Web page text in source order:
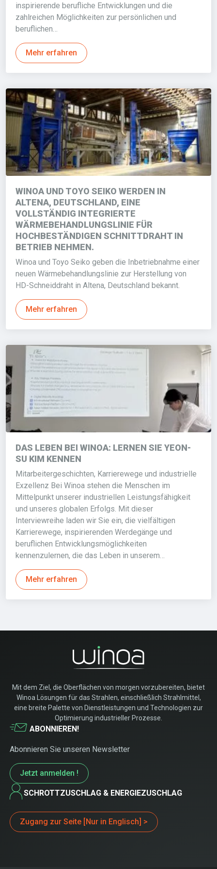
inspirierende berufliche Entwicklungen und die
zahlreichen Möglichkeiten zur persönlichen und
beruflichen…
Mehr erfahren
WINOA UND TOYO SEIKO WERDEN IN
ALTENA, DEUTSCHLAND, EINE
VOLLSTÄNDIG INTEGRIERTE
WÄRMEBEHANDLUNGSLINIE FÜR
HOCHBESTÄNDIGEN SCHNITTDRAHT IN
BETRIEB NEHMEN.
Winoa und Toyo Seiko geben die Inbetriebnahme einer
neuen Wärmebehandlungslinie zur Herstellung von
HD-Schneiddraht in Altena, Deutschland bekannt.
Mehr erfahren
DAS LEBEN BEI WINOA: LERNEN SIE YEON-
SU KIM KENNEN
Mitarbeitergeschichten, Karrierewege und industrielle
Exzellenz Bei Winoa stehen die Menschen im
Mittelpunkt unserer industriellen Leistungsfähigkeit
und unseres globalen Erfolgs. Mit dieser
Interviewreihe laden wir Sie ein, die vielfältigen
Karrierewege, inspirierenden Werdegänge und
beruflichen Entwicklungsmöglichkeiten
kennenzulernen, die das Leben in unserem…
Mehr erfahren
Mit dem Ziel, die Oberflächen von morgen vorzubereiten, bietet
Winoa Lösungen für das Strahlen, einschließlich Strahlmittel,
eine breite Palette von Dienstleistungen und Technologien zur
Optimierung industrieller Prozesse.
ABONNIEREN!
Abonnieren Sie unseren Newsletter
Jetzt anmelden !
SCHROTTZUSCHLAG & ENERGIEZUSCHLAG
Zugang zur Seite [Nur in Englisch] >